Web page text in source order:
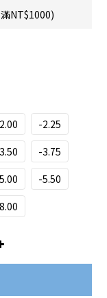
NT$1000)
-2.25
-3.75
-5.50